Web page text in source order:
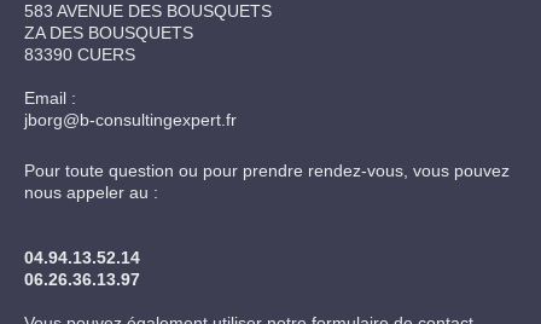
583 AVENUE DES BOUSQUETS
ZA DES BOUSQUETS
83390 CUERS
Email :
jborg@b-consultingexpert.fr
Pour toute question ou pour prendre rendez-vous, vous pouvez
nous appeler au :
04.94.13.52.14
06.26.36.13.97